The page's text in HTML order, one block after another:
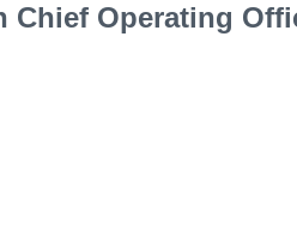
Chief Operating